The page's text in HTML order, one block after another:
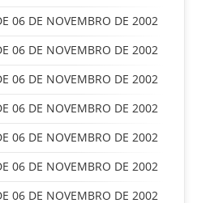
06 DE NOVEMBRO DE 2002
06 DE NOVEMBRO DE 2002
06 DE NOVEMBRO DE 2002
06 DE NOVEMBRO DE 2002
06 DE NOVEMBRO DE 2002
06 DE NOVEMBRO DE 2002
06 DE NOVEMBRO DE 2002